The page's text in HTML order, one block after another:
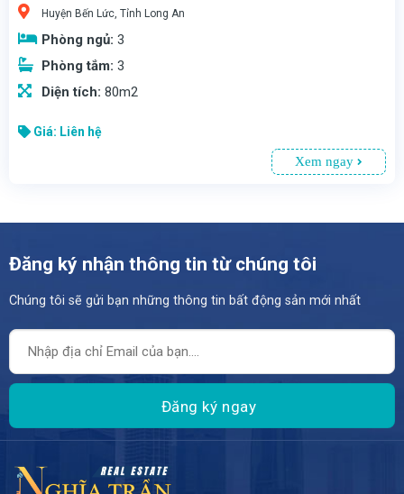
Huyện Bến Lức, Tỉnh Long An
Phòng ngủ: 3
Phòng tắm: 3
Diện tích: 80m2
Giá: Liên hệ
Xem ngay
Đăng ký nhận thông tin từ chúng tôi
Chúng tôi sẽ gửi bạn những thông tin bất động sản mới nhất